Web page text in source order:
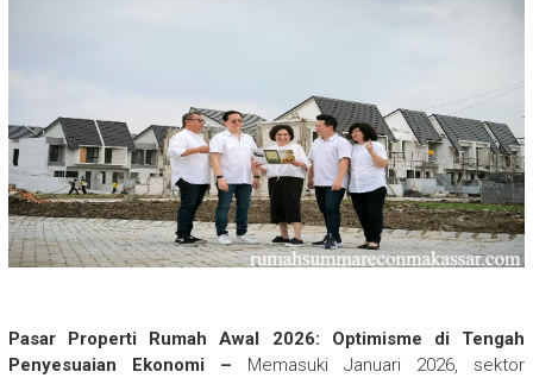
Pasar Properti Rumah Awal 2026: Optimisme di Tengah
Penyesuaian Ekonomi – Memasuki Januari 2026, sektor